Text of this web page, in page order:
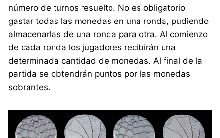
número de turnos resuelto. No es obligatorio
gastar todas las monedas en una ronda, pudiendo
almacenarlas de una ronda para otra. Al comienzo
de cada ronda los jugadores recibirán una
determinada cantidad de monedas. Al final de la
partida se obtendrán puntos por las monedas
sobrantes.